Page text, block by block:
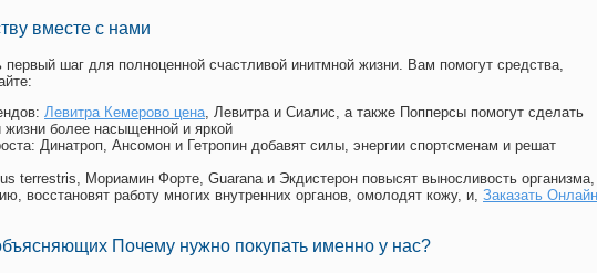
вместе с нами
шаг для полноценной счастливой инитмной жизни. Вам помогут средства,
Левитра Кемерово цена, Левитра и Сиалис, а также Попперсы помогут сделать
более насыщенной и яркой
: Динатроп, Ансомон и Гетропин добавят силы, энергии спортсменам и решат
terrestris, Мориамин Форте, Guarana и Экдистерон повысят выносливость организма,
восстановят работу многих внутренних органов, омолодят кожу, и, Заказать Онлайн
Почему нужно покупать именно у нас?